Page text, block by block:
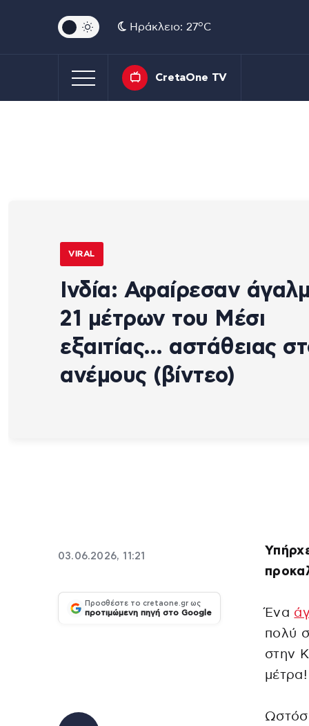
Ηράκλειο: 27oC
CretaOne TV
VIRAL
Ινδία: Αφαίρεσαν
21 μέτρων του Μέσι
εξαιτίας… αστάθειας
ανέμους (βίντεο)
03.06.2026, 11:21
Προσθέστε το cretaone.gr ως
προτιμώμενη πηγή στο Google Ένα
πολύ
στην
μέτρα!